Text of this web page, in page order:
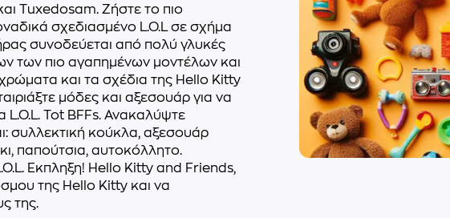
Tuxedosam. Ζήστε το πιο
σχεδιασμένο L.O.L σε σχήμα
συνοδεύεται από πολύ γλυκές
των πιο αγαπημένων μοντέλων και
και τα σχέδια της Hello Kitty
μόδες και αξεσουάρ για να
L.O.L. Tot BFFs. Ανακαλύψτε
συλλεκτική κούκλα, αξεσουάρ
παπούτσια, αυτοκόλλητο.
Εκπληξη! Hello Kitty and Friends,
της Hello Kitty και να
της.